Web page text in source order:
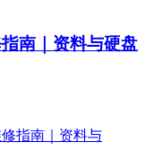
南｜资料与硬盘